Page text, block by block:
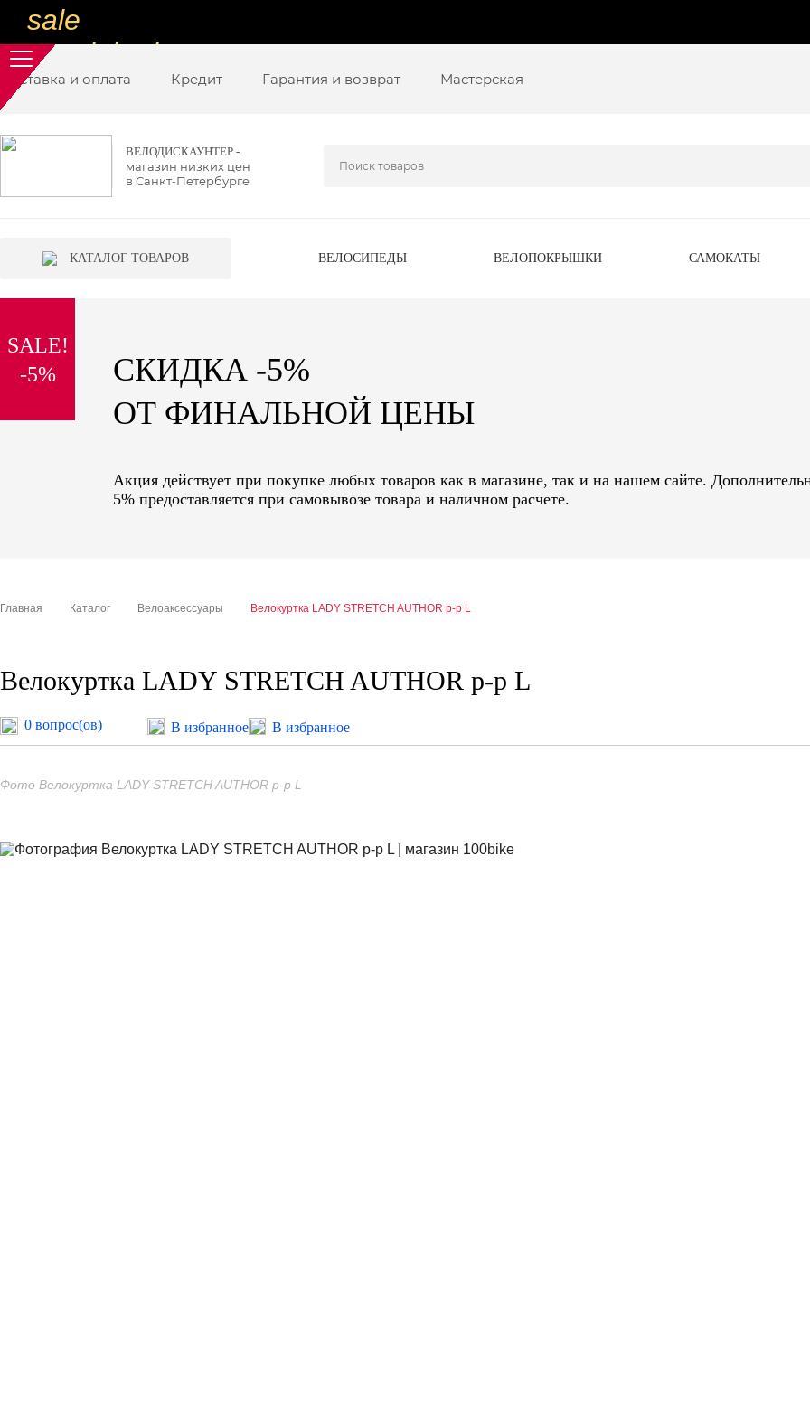
sale
special price
sale
низкие цены
вот дешево
special price
sale
надо брать
sale
Доставка и оплата Кредит Гарантия и возврат Мастерская
ВЕЛОДИСКАУНТЕР -
магазин низких цен
в Санкт-Петербурге
КАТАЛОГ ТОВАРОВ ВЕЛОСИПЕДЫ ВЕЛОПОКРЫШКИ САМОКАТЫ
SALE!
-5%
СКИДКА -5%
ОТ ФИНАЛЬНОЙ ЦЕНЫ
Акция действует при покупке любых товаров как в магазине, так и на нашем сайте.
5% предоставляется при самовывозе товара и наличном расчете.
Главная Каталог Велоаксессуары Велокуртка LADY STRETCH AUTHOR р-р L
Велокуртка LADY STRETCH AUTHOR р-р L
0 вопрос(ов) В избранное В избранное
Фото Велокуртка LADY STRETCH AUTHOR р-р L